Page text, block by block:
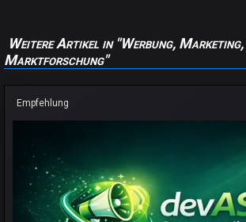
Weitere Artikel in "Werbung, Marketing,
Marktforschung"
Empfehlung